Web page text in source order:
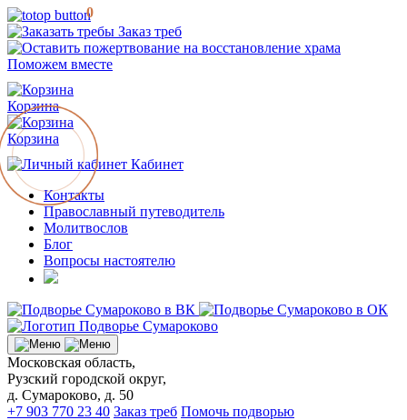
Заказ треб
Поможем вместе
Корзина
Корзина
0
Кабинет
Контакты
Православный путеводитель
Молитвослов
Блог
Вопросы настоятелю
Московская область,
Рузский городской округ,
д. Сумароково, д. 50
+7 903 770 23 40 Заказ треб Помочь подворью